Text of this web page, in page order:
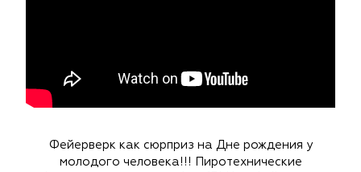
Фейерверк как сюрприз на Дне рождения у
молодого человека!!! Пиротехнические